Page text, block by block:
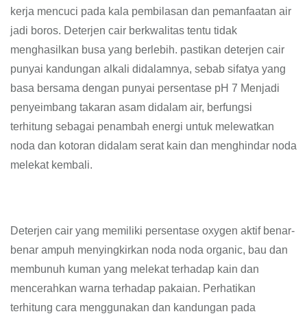
kerja mencuci pada kala pembilasan dan pemanfaatan air
jadi boros. Deterjen cair berkwalitas tentu tidak
menghasilkan busa yang berlebih. pastikan deterjen cair
punyai kandungan alkali didalamnya, sebab sifatya yang
basa bersama dengan punyai persentase pH 7 Menjadi
penyeimbang takaran asam didalam air, berfungsi
terhitung sebagai penambah energi untuk melewatkan
noda dan kotoran didalam serat kain dan menghindar noda
melekat kembali.
Deterjen cair yang memiliki persentase oxygen aktif benar-
benar ampuh menyingkirkan noda noda organic, bau dan
membunuh kuman yang melekat terhadap kain dan
mencerahkan warna terhadap pakaian. Perhatikan
terhitung cara menggunakan dan kandungan pada